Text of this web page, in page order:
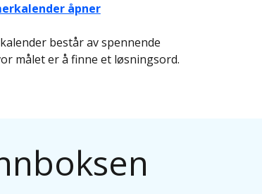
åpner
består av spennende
målet er å finne et løsningsord.